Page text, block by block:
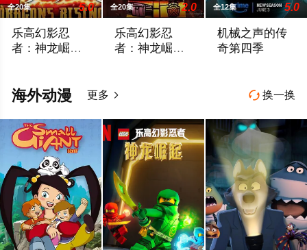
全20集 5.0
乐高幻影忍
者：神龙崛起
全20集 2.0
乐高幻影忍
者：神龙崛起
全12集 5.0
机械之声的传
奇第四季
 换一换
海外动漫 更多 